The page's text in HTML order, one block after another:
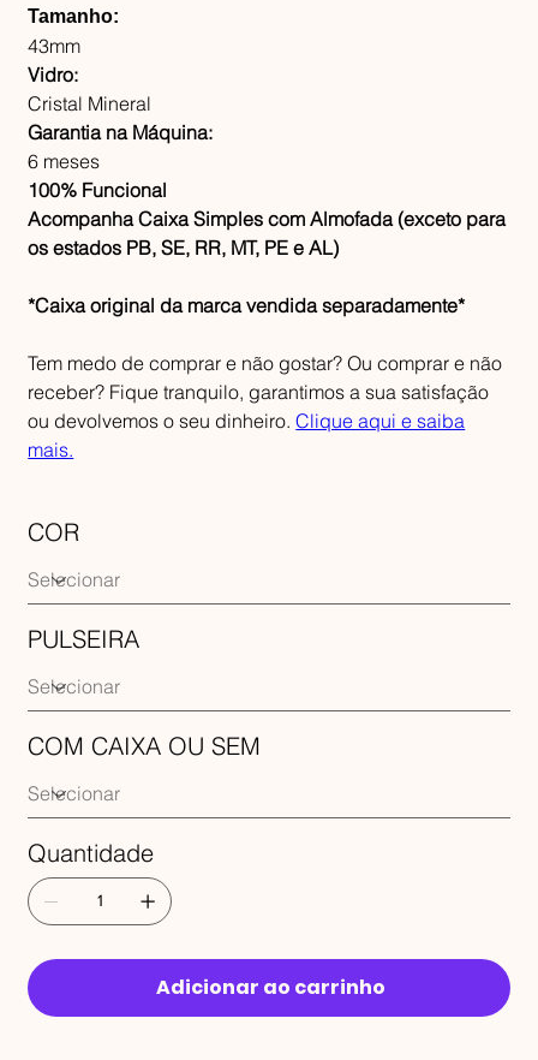
Tamanho:
43mm
Vidro:
Cristal Mineral
Garantia na Máquina:
6 meses
100% Funcional
Acompanha Caixa Simples com Almofada (exceto para
os estados PB, SE, RR, MT, PE e AL)
*Caixa original da marca vendida separadamente*
Tem medo de comprar e não gostar? Ou comprar e não
receber? Fique tranquilo, garantimos a sua satisfação
ou devolvemos o seu dinheiro.Clique aqui e saiba
mais.
COR
PULSEIRA
COM CAIXA OU SEM
Quantidade
Adicionar ao carrinho